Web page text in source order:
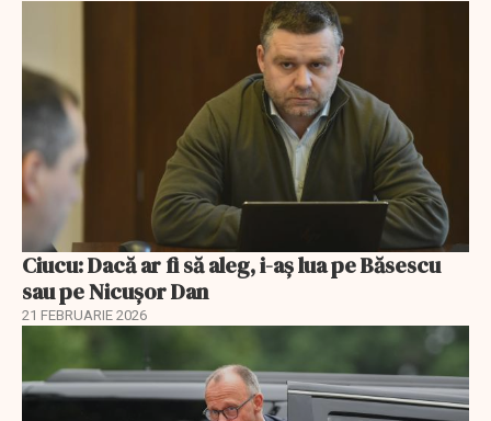
Ciucu: Dacă ar fi să aleg, i-aș lua pe Băsescu
sau pe Nicușor Dan
21 FEBRUARIE 2026